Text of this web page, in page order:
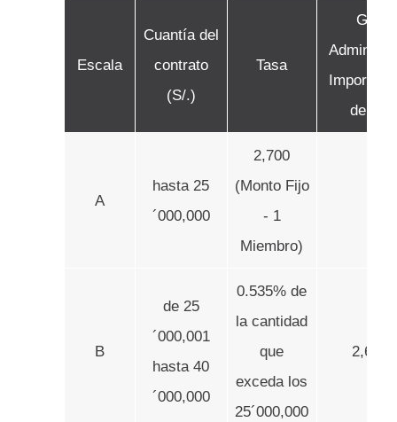
Escala
Cuantía del
contrato
(S/.)
Tasa
Importe
del
A
hasta 25
´000,000
2,700
(Monto Fijo
- 1
Miembro)
B
de 25
´000,001
hasta 40
´000,000
0.535% de
la cantidad
que
exceda los
25´000,000